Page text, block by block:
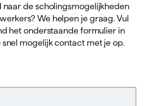
naar de scholingsmogelijkheden
We helpen je graag. Vul
het onderstaande formulier in
mogelijk contact met je op.